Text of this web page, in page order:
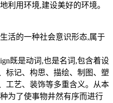
利用环境,建设美好的环境。
活的一种社会意识形态,属于
既是动词,也是名词,包含着设
标记、构思、描绘、制图、塑
工艺、装饰等多重含义。从本
为了使事物井然有序而进行